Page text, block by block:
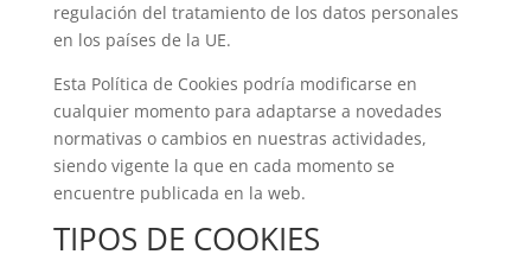
regulación del tratamiento de los datos personales
en los países de la UE.
Esta Política de Cookies podría modificarse en
cualquier momento para adaptarse a novedades
normativas o cambios en nuestras actividades,
siendo vigente la que en cada momento se
encuentre publicada en la web.
TIPOS DE COOKIES